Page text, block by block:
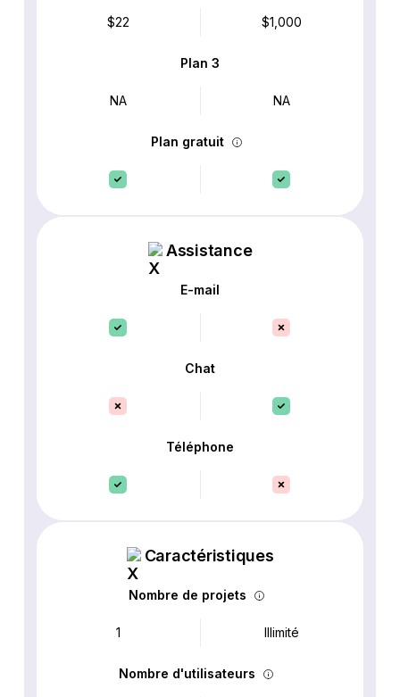
$22 $1,000
Plan 3
NA NA
Plan gratuit
Assistance
E-mail
Chat
Téléphone
Caractéristiques
Nombre de projets
1 Illimité
Nombre d'utilisateurs